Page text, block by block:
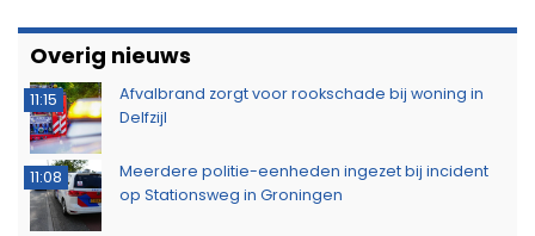
Overig nieuws
11:15
Afvalbrand zorgt voor rookschade bij woning in
Delfzijl
11:08
Meerdere politie-eenheden ingezet bij incident
op Stationsweg in Groningen